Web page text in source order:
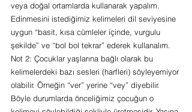
veya doğal ortamlarda kullanarak yapalım.
Edinmesini istediğimiz kelimeleri dil seviyesine
uygun “basit, kısa cümleler içinde, vurgulu
şekilde” ve “bol bol tekrar” ederek kullanalım.
Not 2: Çocuklar yaşlarına bağlı olarak bu
kelimelerdeki bazı sesleri (harfleri) söyleyemiyor
olabilir. Örneğin “ver” yerine “vey” diyebilir.
Böyle durumlarda önceliğimiz çocuğun o